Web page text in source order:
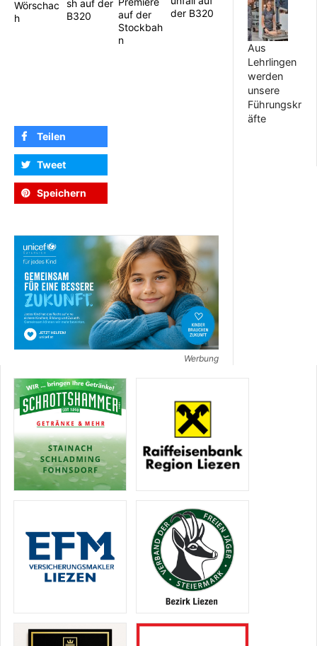
Wörschac
h
sh auf der
B320
auf der
Stockbah
n
der B320
Teilen
Tweet
Speichern
Werbung
Aus
Lehrlingen
werden
unsere
Führungskr
äfte